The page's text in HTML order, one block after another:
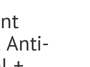
Anti-